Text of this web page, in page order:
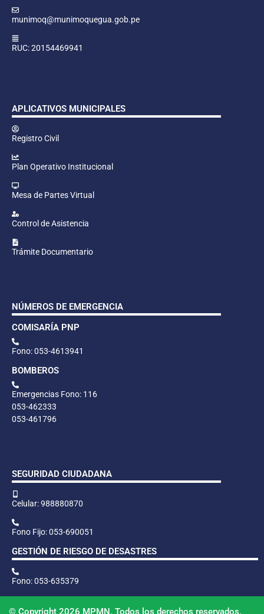
munimoq@munimoquegua.gob.pe
RUC: 20154469941
APLICATIVOS MUNICIPALES
Registro Civil
Plan Operativo Institucional
Mesa de Partes Virtual
Control de Asistencia
Trámite Documentario
NÚMEROS DE EMERGENCIA
COMISARÍA PNP
Fono: 053-4613941
BOMBEROS
Emergencias Fono: 116
053-462333
053-461796
SEGURIDAD CIUDADANA
Celular: 988880870
Fono Fijo: 053-690051
GESTIÓN DE RIESGO DE DESASTRES
Fono: 053-635379
© Copyright 2026 MPMN. Todos los derechos reservados.